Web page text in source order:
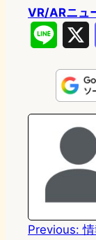
VR/ARニュ
n
e
Previous: